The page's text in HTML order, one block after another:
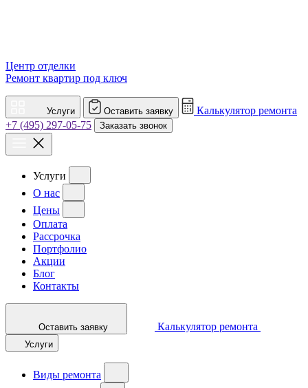
Центр отделки
Ремонт квартир под ключ
Услуги Оставить заявку
Калькулятор ремонта
+7 (495) 297-05-75
Заказать звонок
Услуги
О нас
Цены
Оплата
Рассрочка
Портфолио
Акции
Блог
Контакты
Оставить заявку Калькулятор ремонта
Услуги
Виды ремонта